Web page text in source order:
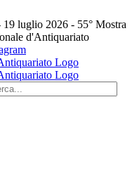
luglio 2026 - 55° Mostra
d'Antiquariato